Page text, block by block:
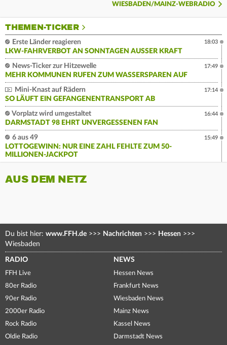
WIESBADEN/MAINZ-WEBRADIO
THEMEN-TICKER
Erste Länder reagieren
LKW-FAHRVERBOT AN SONNTAGEN AUSSER KRAFT
18:03
News-Ticker zur Hitzewelle
MEHR KOMMUNEN RUFEN ZUM WASSERSPAREN AUF
17:49
Mini-Knast auf Rädern
SO LÄUFT EIN GEFANGENENTRANSPORT AB
17:14
Vorplatz wird umgestaltet
DARMSTADT 98 EHRT UNVERGESSENEN FAN
16:44
6 aus 49
LOTTOGEWINN: NUR EINE ZAHL FEHLTE ZUM 50-
MILLIONEN-JACKPOT
15:49
AUS DEM NETZ
Du bist hier: www.FFH.de >>> Nachrichten >>> Hessen >>>
Wiesbaden
RADIO
FFH Live
80er Radio
90er Radio
2000er Radio
Rock Radio
Oldie Radio
NEWS
Hessen News
Frankfurt News
Wiesbaden News
Mainz News
Kassel News
Darmstadt News